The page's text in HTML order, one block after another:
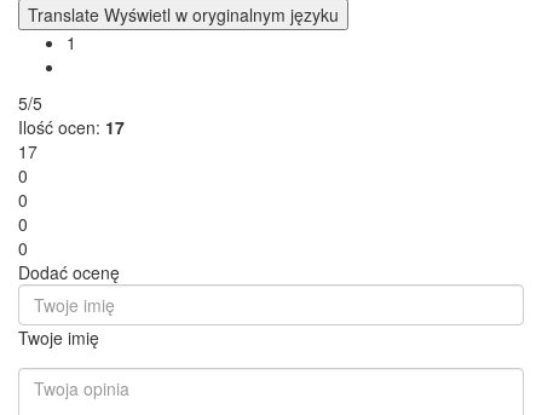
Translate Wyświetl w oryginalnym języku
1
5/5
Ilość ocen: 17
17
0
0
0
0
Dodać ocenę
Twoje imię